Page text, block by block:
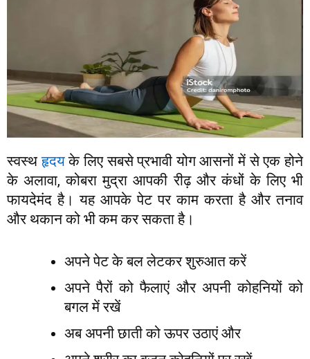
स्वस्थहृदयके लिए सबसे प्रभावी योग आसनों में से एक होने
के अलावा, कोबरा मुद्रा आपकी रीढ़ और कंधों के लिए भी
फायदेमंद है। यह आपके पेट पर काम करता है और तनाव
और थकान को भी कम कर सकता है।
अपने पेट के बल लेटकर शुरुआत करें
अपने पैरों को फैलाएं और अपनी कोहनियों को
बगल में रखें
अब अपनी छाती को ऊपर उठाएं और